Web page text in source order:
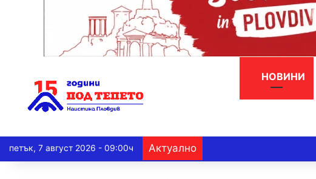
НОВИНИ
петък, 7 август 2026 - 09:00ч Актуално